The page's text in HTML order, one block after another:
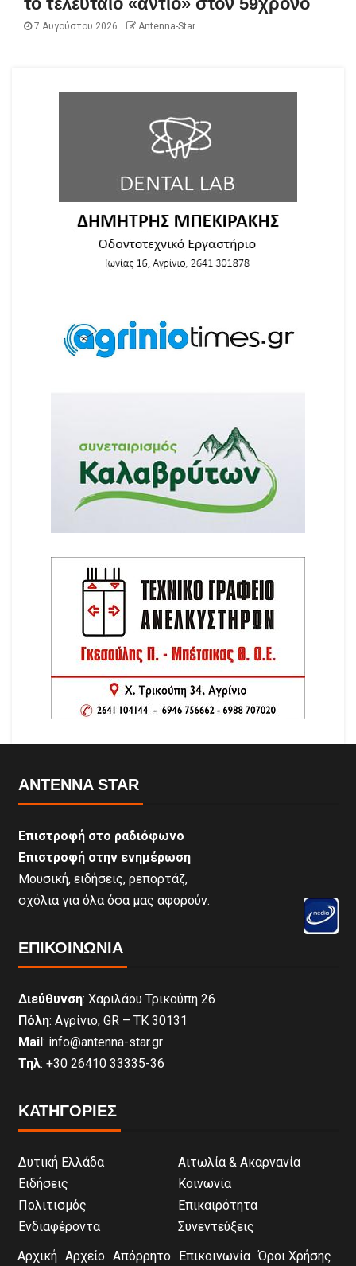
7 Αυγούστου 2026 Antenna-Star
ANTENNA STAR
Επιστροφή στο ραδιόφωνο
Επιστροφή στην ενημέρωση
Μουσική, ειδήσεις, ρεπορτάζ,
σχόλια για όλα όσα μας αφορούν.
ΕΠΙΚΟΙΝΩΝΊΑ
Διεύθυνση: Χαριλάου Τρικούπη 26
Πόλη: Αγρίνιο, GR – ΤΚ 30131
Mail: info@antenna-star.gr
Τηλ: +30 26410 33335-36
ΚΑΤΗΓΟΡΙΕΣ
Δυτική Ελλάδα
Αιτωλία & Ακαρνανία
Ειδήσεις
Κοινωνία
Πολιτισμός
Επικαιρότητα
Ενδιαφέροντα
Συνεντεύξεις
Αρχική Αρχείο Απόρρητο Επικοινωνία Όροι Χρήσης